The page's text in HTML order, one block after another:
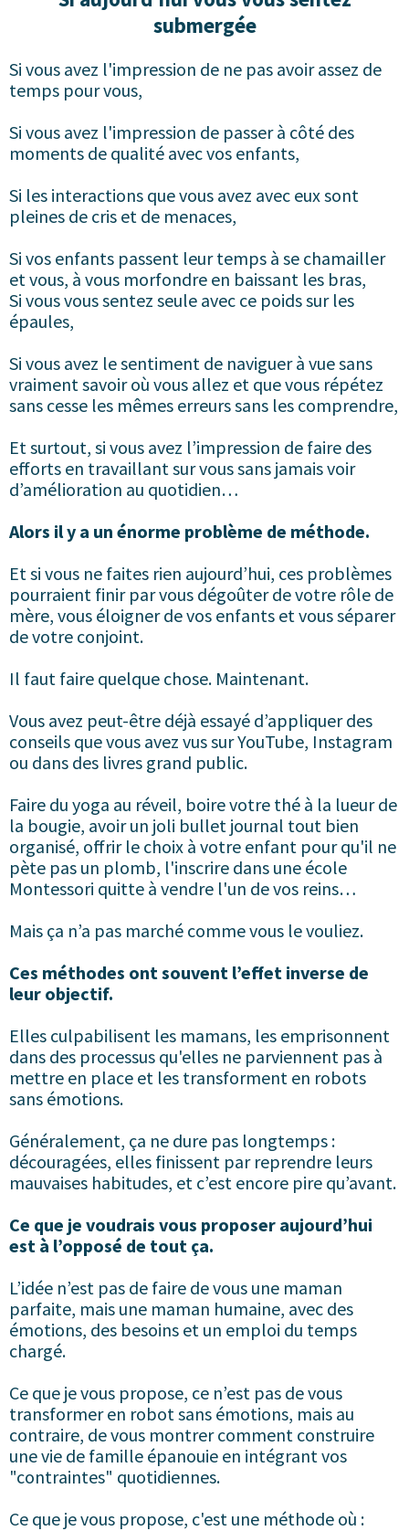
submergée
Si vous avez l'impression de ne pas avoir assez de
temps pour vous,
Si vous avez l'impression de passer à côté des
moments de qualité avec vos enfants,
Si les interactions que vous avez avec eux sont
pleines de cris et de menaces,
Si vos enfants passent leur temps à se chamailler
et vous, à vous morfondre en baissant les bras,
Si vous vous sentez seule avec ce poids sur les
épaules,
Si vous avez le sentiment de naviguer à vue sans
vraiment savoir où vous allez et que vous répétez
sans cesse les mêmes erreurs sans les comprendre,
Et surtout, si vous avez l’impression de faire des
efforts en travaillant sur vous sans jamais voir
d’amélioration au quotidien…
Alors il y a un énorme problème de méthode.
Et si vous ne faites rien aujourd’hui, ces problèmes
pourraient finir par vous dégoûter de votre rôle de
mère, vous éloigner de vos enfants et vous séparer
de votre conjoint.
Il faut faire quelque chose. Maintenant.
Vous avez peut-être déjà essayé d’appliquer des
conseils que vous avez vus sur YouTube, Instagram
ou dans des livres grand public.
Faire du yoga au réveil, boire votre thé à la lueur de
la bougie, avoir un joli bullet journal tout bien
organisé, offrir le choix à votre enfant pour qu'il ne
pète pas un plomb, l'inscrire dans une école
Montessori quitte à vendre l'un de vos reins…
Mais ça n’a pas marché comme vous le vouliez.
Ces méthodes ont souvent l’effet inverse de
leur objectif.
Elles culpabilisent les mamans, les emprisonnent
dans des processus qu'elles ne parviennent pas à
mettre en place et les transforment en robots
sans émotions.
Généralement, ça ne dure pas longtemps :
découragées, elles finissent par reprendre leurs
mauvaises habitudes, et c’est encore pire qu’avant.
Ce que je voudrais vous proposer aujourd’hui
est à l’opposé de tout ça.
L’idée n’est pas de faire de vous une maman
parfaite, mais une maman humaine, avec des
émotions, des besoins et un emploi du temps
chargé.
Ce que je vous propose, ce n’est pas de vous
transformer en robot sans émotions, mais au
contraire, de vous montrer comment construire
une vie de famille épanouie en intégrant vos
"contraintes" quotidiennes.
Ce que je vous propose, c'est une méthode où :